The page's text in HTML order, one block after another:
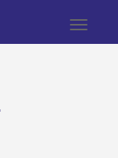
Toggle